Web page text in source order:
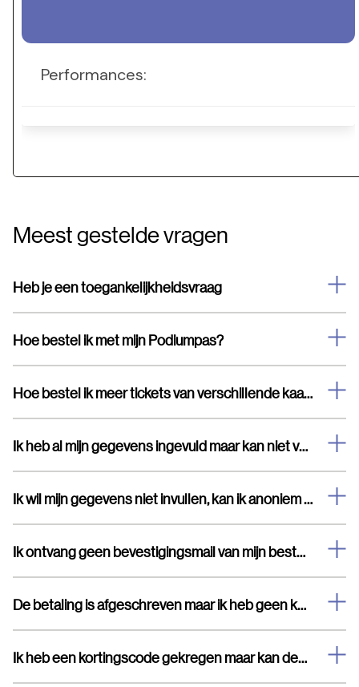
Meest gestelde vragen
Heb je een toegankelijkheidsvraag
Hoe bestel ik met mijn Podiumpas?
Hoe bestel ik meer tickets van verschillende kaartsoorten
Ik heb al mijn gegevens ingevuld maar kan niet verder
Ik wil mijn gegevens niet invullen, kan ik anoniem bestellen?
Ik ontvang geen bevestigingsmail van mijn bestelling
De betaling is afgeschreven maar ik heb geen kaarten en geen bevestigingsmail ontvangen.
Ik heb een kortingscode gekregen maar kan deze niet invullen